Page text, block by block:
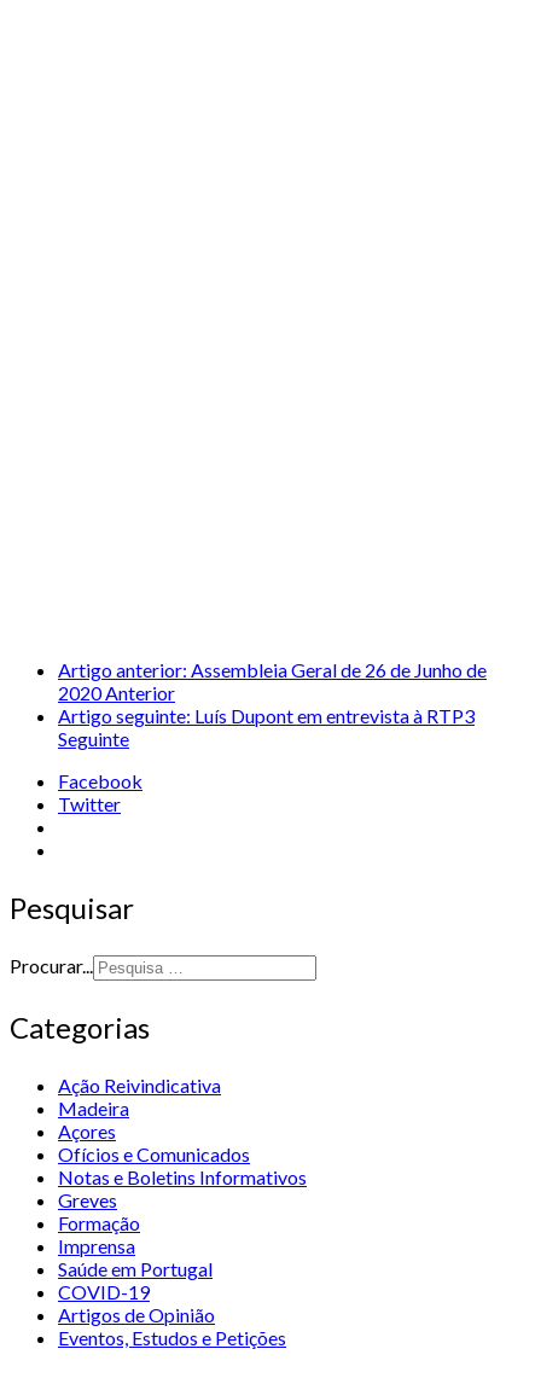
Artigo anterior: Assembleia Geral de 26 de Junho de
2020Anterior
Artigo seguinte: Luís Dupont em entrevista à RTP3
Seguinte
Facebook
Twitter
Pesquisar
Procurar...
Categorias
Ação Reivindicativa
Madeira
Açores
Ofícios e Comunicados
Notas e Boletins Informativos
Greves
Formação
Imprensa
Saúde em Portugal
COVID-19
Artigos de Opinião
Eventos, Estudos e Petições